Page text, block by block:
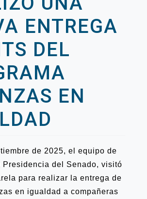
ENTREGA
DEL
EN
de 2025, el equipo de
Presidencia del Senado, visitó
para realizar la entrega de
en igualdad a compañeras